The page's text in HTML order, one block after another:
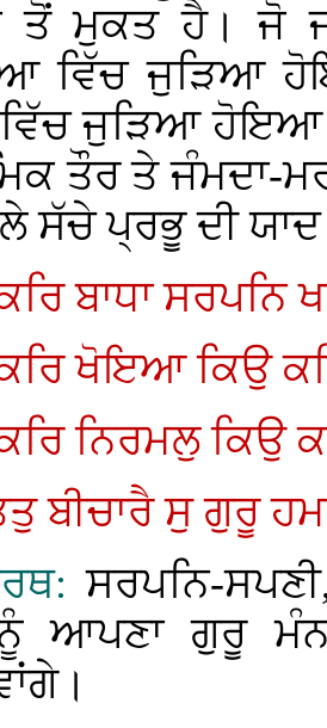
ਤੋਂ ਮੁਕਤ ਹੈ। ਜੋ
ਵਿੱਚ ਜੁੜਿਆ
ਜੁੜਿਆ ਹੋਇਆ
ਤੌਰ ਤੇ ਜੰਮਦਾ-
ਸੱਚੇ ਪ੍ਰਭੂ ਦੀ ਯਾਦ
ਬਾਧਾ ਸਰਪਨਿ
ਖੋਇਆ ਕਿਉ
ਨਿਰਮਲੁ ਕਿਉ
ਬੀਚਾਰੈ ਸੁ ਗੁਰੂ
ਸਰਪਨਿ-
ਆਪਣਾ ਗੁਰੂ